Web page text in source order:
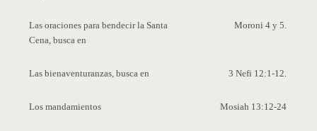
Las oraciones para bendecir la Santa
Cena, busca en
Moroni 4 y 5.
Las bienaventuranzas, busca en 3 Nefi 12:1-12.
Los mandamientos Mosiah 13:12-24